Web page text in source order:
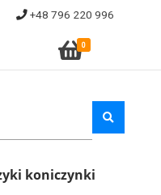
+48 796 220 996
0
koniczynki